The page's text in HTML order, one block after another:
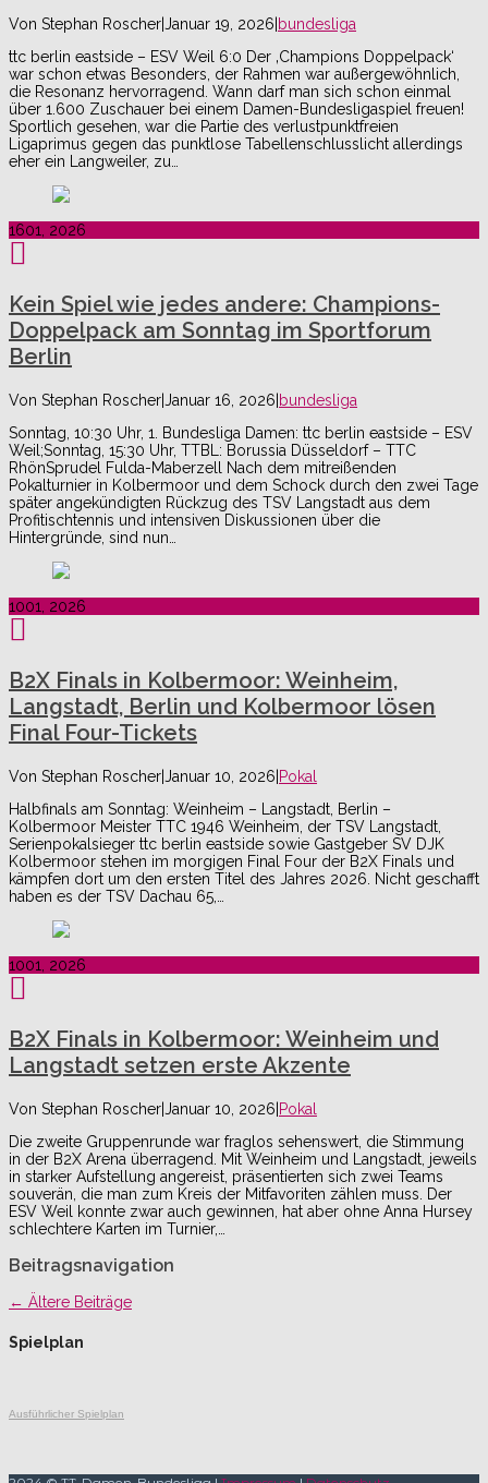
Von Stephan Roscher|Januar 19, 2026|bundesliga
ttc berlin eastside – ESV Weil 6:0 Der ‚Champions Doppelpack‘
war schon etwas Besonders, der Rahmen war außergewöhnlich,
die Resonanz hervorragend. Wann darf man sich schon einmal
über 1.600 Zuschauer bei einem Damen-Bundesligaspiel freuen!
Sportlich gesehen, war die Partie des verlustpunktfreien
Ligaprimus gegen das punktlose Tabellenschlusslicht allerdings
eher ein Langweiler, zu…
1601, 2026
Kein Spiel wie jedes andere: Champions-
Doppelpack am Sonntag im Sportforum
Berlin
Von Stephan Roscher|Januar 16, 2026|bundesliga
Sonntag, 10:30 Uhr, 1. Bundesliga Damen: ttc berlin eastside – ESV
Weil;Sonntag, 15:30 Uhr, TTBL: Borussia Düsseldorf – TTC
RhönSprudel Fulda-Maberzell Nach dem mitreißenden
Pokalturnier in Kolbermoor und dem Schock durch den zwei Tage
später angekündigten Rückzug des TSV Langstadt aus dem
Profitischtennis und intensiven Diskussionen über die
Hintergründe, sind nun…
1001, 2026
B2X Finals in Kolbermoor: Weinheim,
Langstadt, Berlin und Kolbermoor lösen
Final Four-Tickets
Von Stephan Roscher|Januar 10, 2026|Pokal
Halbfinals am Sonntag: Weinheim – Langstadt, Berlin –
Kolbermoor Meister TTC 1946 Weinheim, der TSV Langstadt,
Serienpokalsieger ttc berlin eastside sowie Gastgeber SV DJK
Kolbermoor stehen im morgigen Final Four der B2X Finals und
kämpfen dort um den ersten Titel des Jahres 2026. Nicht geschafft
haben es der TSV Dachau 65,…
1001, 2026
B2X Finals in Kolbermoor: Weinheim und
Langstadt setzen erste Akzente
Von Stephan Roscher|Januar 10, 2026|Pokal
Die zweite Gruppenrunde war fraglos sehenswert, die Stimmung
in der B2X Arena überragend. Mit Weinheim und Langstadt, jeweils
in starker Aufstellung angereist, präsentierten sich zwei Teams
souverän, die man zum Kreis der Mitfavoriten zählen muss. Der
ESV Weil konnte zwar auch gewinnen, hat aber ohne Anna Hursey
schlechtere Karten im Turnier,…
Beitragsnavigation
← Ältere Beiträge
Spielplan
Ausführlicher Spielplan